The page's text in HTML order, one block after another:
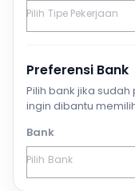
Preferensi Bank
Pilih bank jika
ingin dibantu
Bank